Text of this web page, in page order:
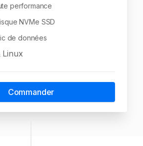
performance
NVMe SSD
de données
Linux
Commander